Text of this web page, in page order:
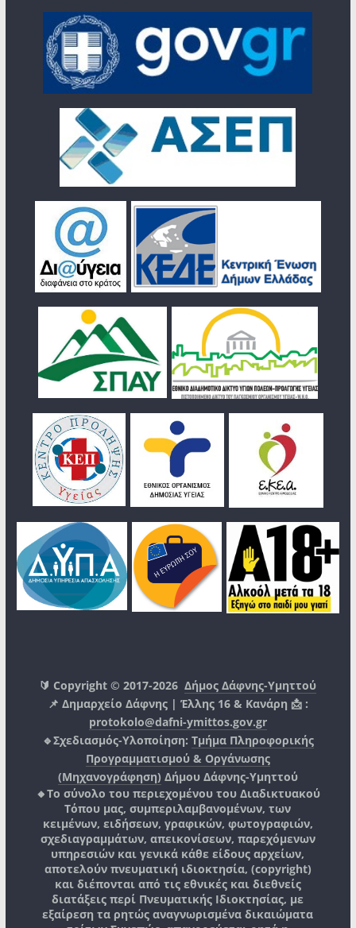
🔰 Copyright © 2017-2026Δήμος Δάφνης-Υμηττού
📌 Δημαρχείο Δάφνης | Έλλης 16 & Κανάρη 📩 :
protokolo@dafni-ymittos.gov.gr
🔹Σχεδιασμός-Υλοποίηση: Τμήμα Πληροφορικής
Προγραμματισμού & Οργάνωσης
(Μηχανογράφηση) Δήμου Δάφνης-Υμηττού
🔸Το σύνολο του περιεχομένου του Διαδικτυακού
Τόπου μας, συμπεριλαμβανομένων, των
κειμένων, ειδήσεων, γραφικών, φωτογραφιών,
σχεδιαγραμμάτων, απεικονίσεων, παρεχόμενων
υπηρεσιών και γενικά κάθε είδους αρχείων,
αποτελούν πνευματική ιδιοκτησία, (copyright)
και διέπονται από τις εθνικές και διεθνείς
διατάξεις περί Πνευματικής Ιδιοκτησίας, με
εξαίρεση τα ρητώς αναγνωρισμένα δικαιώματα